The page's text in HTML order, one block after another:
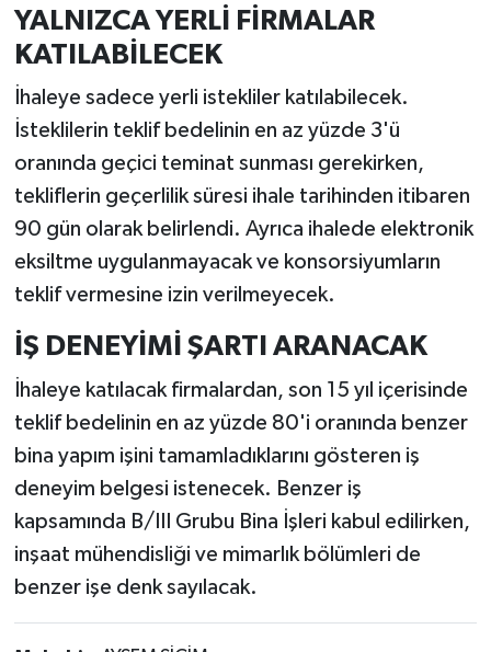
YALNIZCA YERLİ FİRMALAR
KATILABİLECEK
İhaleye sadece yerli istekliler katılabilecek.
İsteklilerin teklif bedelinin en az yüzde 3'ü
oranında geçici teminat sunması gerekirken,
tekliflerin geçerlilik süresi ihale tarihinden itibaren
90 gün olarak belirlendi. Ayrıca ihalede elektronik
eksiltme uygulanmayacak ve konsorsiyumların
teklif vermesine izin verilmeyecek.
İŞ DENEYİMİ ŞARTI ARANACAK
İhaleye katılacak firmalardan, son 15 yıl içerisinde
teklif bedelinin en az yüzde 80'i oranında benzer
bina yapım işini tamamladıklarını gösteren iş
deneyim belgesi istenecek. Benzer iş
kapsamında B/III Grubu Bina İşleri kabul edilirken,
inşaat mühendisliği ve mimarlık bölümleri de
benzer işe denk sayılacak.